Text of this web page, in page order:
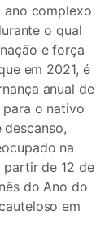
ano complexo
o qual
e força
em 2021, é
anual de
o nativo
na
partir de 12 de
do Ano do
em